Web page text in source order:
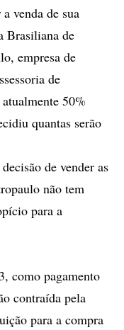
venda de sua
Brasiliana de
empresa de
de
50%
quantas serão
de vender as
não tem
para a
como pagamento
contraída pela
para a compra